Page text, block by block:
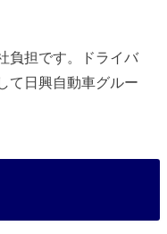
負担です。ドライバ
て日興自動車グルー